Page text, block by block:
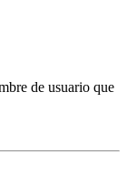
de usuario que